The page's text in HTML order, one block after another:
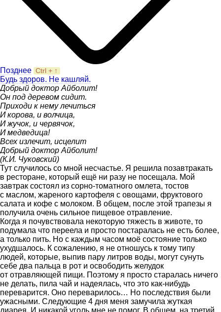
Позднее Ctrl + ↑
Будь здоров. Не кашляй.
Добрый доктор Айболит!
Он под деревом сидит.
Приходи к нему лечиться
И корова, и волчица,
И жучок, и червячок,
И медведица!
Всех излечит, исцелит
Добрый доктор Айболит!
(К.И. Чуковский)
Тут случилось со мной несчастье. Я решила позавтракать
в ресторане, который ещё ни разу не посещала. Мой
завтрак состоял из сорно-томатного омлета, тостов
с маслом, жареного картофеля с овощами, фруктового
салата и кофе с молоком. В общем, после этой трапезы я
получила очень сильное пищевое отравление.
Когда я почувствовала некоторую тяжесть в животе, то
подумала что переела и просто постаралась не есть более,
а только пить. Но с каждым часом моё состояние только
ухудшалось. К сожалению, я не отношусь к тому типу
людей, которые, выпив пару литров воды, могут сунуть
себе два пальца в рот и освободить желудок
от отравляющей пищи. Поэтому я просто старалась ничего
не делать, пила чай и надеялась, что это как-нибудь
переварится. Оно переварилось… Но последствия были
ужасными. Следующие 4 дня меня замучила жуткая
диарея. И никакой уголь мне не помог. В общем, на третий